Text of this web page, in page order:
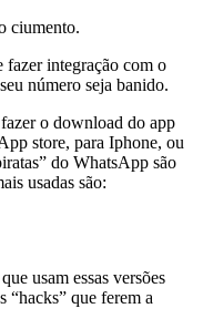
ciumento.
integração com o
número seja banido.
o download do app
store, para Iphone, ou
do WhatsApp são
usadas são:
usam essas versões
“hacks” que ferem a